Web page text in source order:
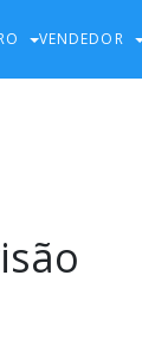
VENDEDOR